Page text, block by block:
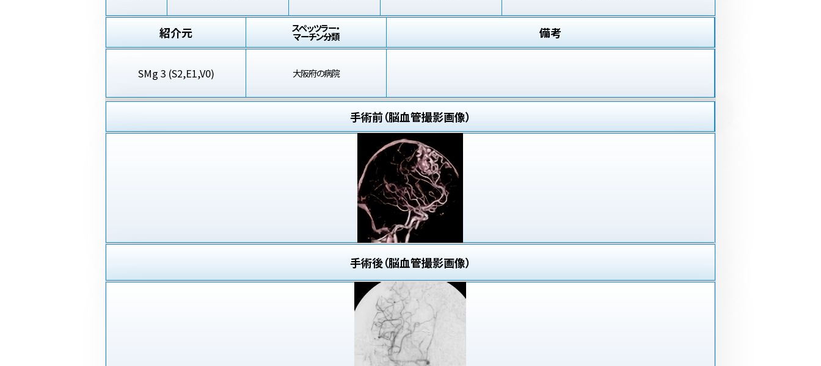
紹介元 スペッツラー・
マーチン分類 備考
SMg 3 (S2,E1,V0) 大阪府の病院
手術前（脳血管撮影画像）
手術後（脳血管撮影画像）